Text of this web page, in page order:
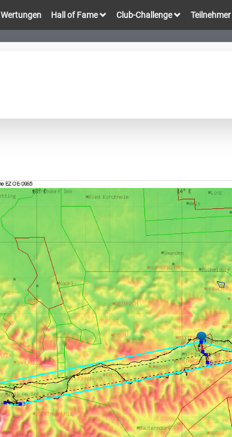
Wertungen Hall of Fame Club-Challenge Teilnehmer